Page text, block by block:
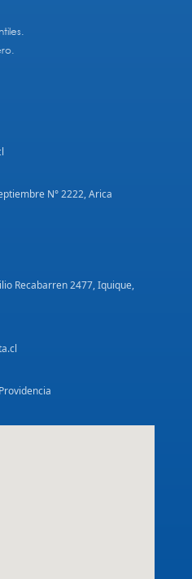
N° 2222, Arica
Recabarren 2477, Iquique,